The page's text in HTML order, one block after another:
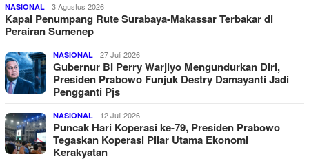
NASIONAL 3 Agustus 2026
Kapal Penumpang Rute Surabaya-Makassar Terbakar di
Perairan Sumenep
NASIONAL 27 Juli 2026
Gubernur BI Perry Warjiyo Mengundurkan Diri,
Presiden Prabowo Funjuk Destry Damayanti Jadi
Pengganti Pjs
NASIONAL 12 Juli 2026
Puncak Hari Koperasi ke-79, Presiden Prabowo
Tegaskan Koperasi Pilar Utama Ekonomi
Kerakyatan